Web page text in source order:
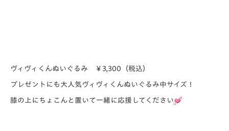
ヴィヴィくんぬいぐるみ ￥3,300（税込）
プレゼントにも大人気ヴィヴィくんぬいぐるみ中サイズ！
膝の上にちょこんと置いて一緒に応援してください